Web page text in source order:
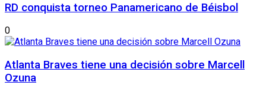
RD conquista torneo Panamericano de Béisbol
0
Atlanta Braves tiene una decisión sobre Marcell
Ozuna